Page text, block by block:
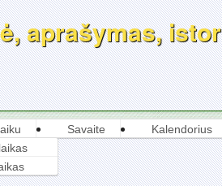
aprašymas,
Savaite Kalendorius